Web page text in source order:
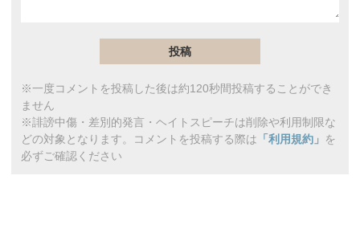
※一度コメントを投稿した後は約120秒間投稿することができ
ません
※誹謗中傷・差別的発言・ヘイトスピーチは削除や利用制限な
どの対象となります。コメントを投稿する際は 「利用規約」 を
必ずご確認ください